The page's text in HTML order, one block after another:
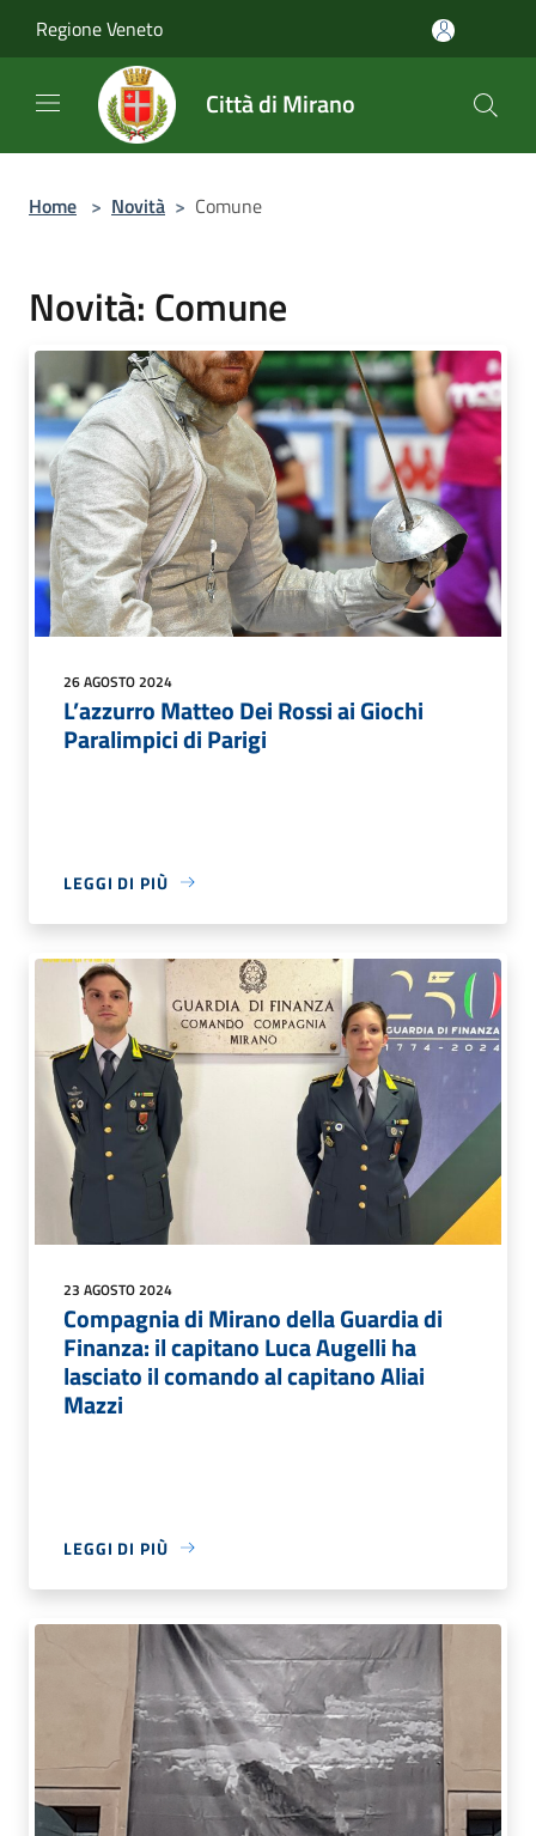
Regione Veneto
Città di Mirano
Home > Novità > Comune
Novità: Comune
26 AGOSTO 2024
L’azzurro Matteo Dei Rossi ai Giochi
Paralimpici di Parigi
LEGGI DI PIÙ
23 AGOSTO 2024
Compagnia di Mirano della Guardia di
Finanza: il capitano Luca Augelli ha
lasciato il comando al capitano Aliai
Mazzi
LEGGI DI PIÙ